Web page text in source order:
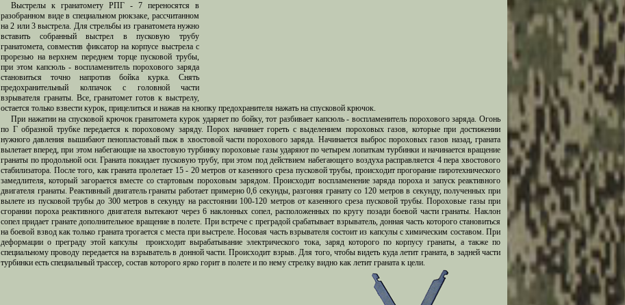
Выстрелы к гранатомету РПГ - 7 переносятся в
разобранном виде в специальном рюкзаке, рассчитанном
на 2 или 3 выстрела. Для стрельбы из гранатомета нужно
вставить собранный выстрел в пусковую трубу
гранатомета, совместив фиксатор на корпусе выстрела с
прорезью на верхнем переднем торце пусковой трубы,
при этом капсюль - воспламенитель порохового заряда
становиться точно напротив бойка курка. Снять
предохранительный колпачок с головной части
взрывателя гранаты. Все, гранатомет готов к выстрелу,
остается только взвести курок, прицелиться и нажав на кнопку предохранителя нажать на спусковой крючок.
При нажатии на спусковой крючок гранатомета курок ударяет по бойку, тот разбивает капсюль - воспламенитель порохового заряда. Огонь
по Г образной трубке передается к пороховому заряду. Порох начинает гореть с выделением пороховых газов, которые при достижении
нужного давления вышибают пенопластовый пыж в хвостовой части порохового заряда. Начинается выброс пороховых газов назад, граната
вылетает вперед, при этом набегающие на хвостовую турбинку пороховые газы ударяют по четырем лопаткам турбинки и начинается вращение
гранаты по продольной оси. Граната покидает пусковую трубу, при этом под действием набегающего воздуха расправляется 4 пера хвостового
стабилизатора. После того, как граната пролетает 15 - 20 метров от казенного среза пусковой трубы, происходит прогорание пиротехнического
замедлителя, который загорается вместе со стартовым пороховым зарядом. Происходит воспламенение заряда пороха и запуск реактивного
двигателя гранаты. Реактивный двигатель гранаты работает примерно 0,6 секунды, разгоняя гранату со 120 метров в секунду, полученных при
вылете из пусковой трубы до 300 метров в секунду на расстоянии 100-120 метров от казенного среза пусковой трубы. Пороховые газы при
сгорании пороха реактивного двигателя вытекают через 6 наклонных сопел, расположенных по кругу позади боевой части гранаты. Наклон
сопел придает гранате дополнительное вращение в полете. При встрече с преградой срабатывает взрыватель, донная часть которого становиться
на боевой взвод как только граната трогается с места при выстреле. Носовая часть взрывателя состоит из капсулы с химическим составом. При
деформации о преграду этой капсулы происходит вырабатывание электрического тока, заряд которого по корпусу гранаты, а также по
специальному проводу передается на взрыватель в донной части. Происходит взрыв. Для того, чтобы видеть куда летит граната, в задней части
турбинки есть специальный трассер, состав которого ярко горит в полете и по нему стрелку видно как летит граната к цели.